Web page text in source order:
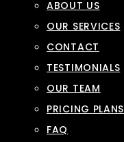
ABOUT US
OUR SERVICES
CONTACT
TESTIMONIALS
OUR TEAM
PRICING PLANS
FAQ